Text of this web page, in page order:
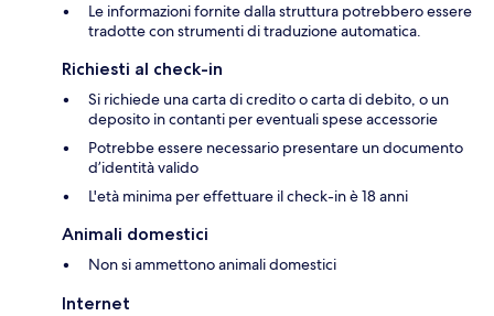
Le informazioni fornite dalla struttura potrebbero essere
tradotte con strumenti di traduzione automatica.
Richiesti al check-in
Si richiede una carta di credito o carta di debito, o un
deposito in contanti per eventuali spese accessorie
Potrebbe essere necessario presentare un documento
d’identità valido
L'età minima per effettuare il check-in è 18 anni
Animali domestici
Non si ammettono animali domestici
Internet